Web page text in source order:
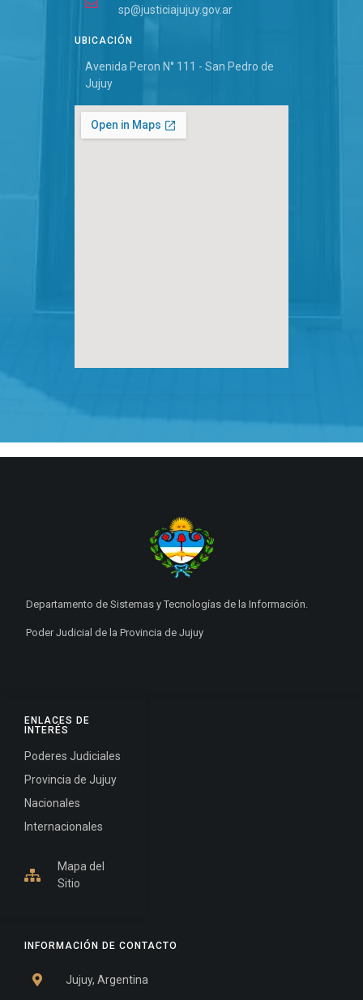
sp@justiciajujuy.gov.ar
UBICACIÓN
Avenida Peron N° 111 - San Pedro de
Jujuy
INFORMACIÓN DE CONTACTO
Jujuy, Argentina
ENLACES DE
INTERÉS
Poderes Judiciales
Provincia de Jujuy
Nacionales
Internacionales
Mapa del
Sitio
Departamento de Sistemas y Tecnologías de la Información.
Poder Judicial de la Provincia de Jujuy